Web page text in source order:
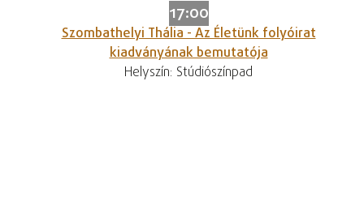
17:00
Szombathelyi Thália - Az Életünk folyóirat
kiadványának bemutatója
Helyszín: Stúdiószínpad